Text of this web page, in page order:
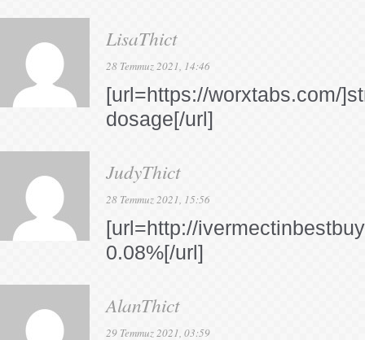
LisaThict
28 Temmuz 2021, 14:46
[url=https://worxtabs.com/
dosage[/url]
JudyThict
28 Temmuz 2021, 15:56
[url=http://
0.08%[/url]
AlanThict
29 Temmuz 2021, 03:59